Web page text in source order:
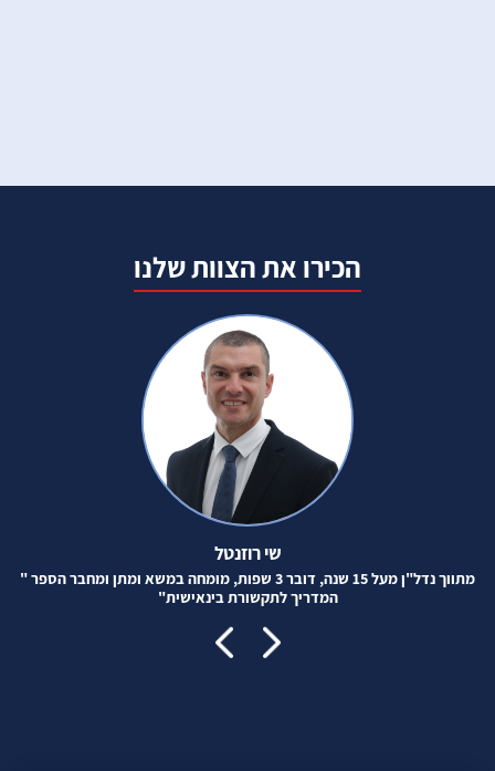
הכירו את הצוות שלנו
שי רוזנטל
מתווך נדל"ן מעל 15 שנה, דובר 3 שפות, מומחה במשא ומתן ומחבר הספר "
המדריך לתקשורת בינאישית"